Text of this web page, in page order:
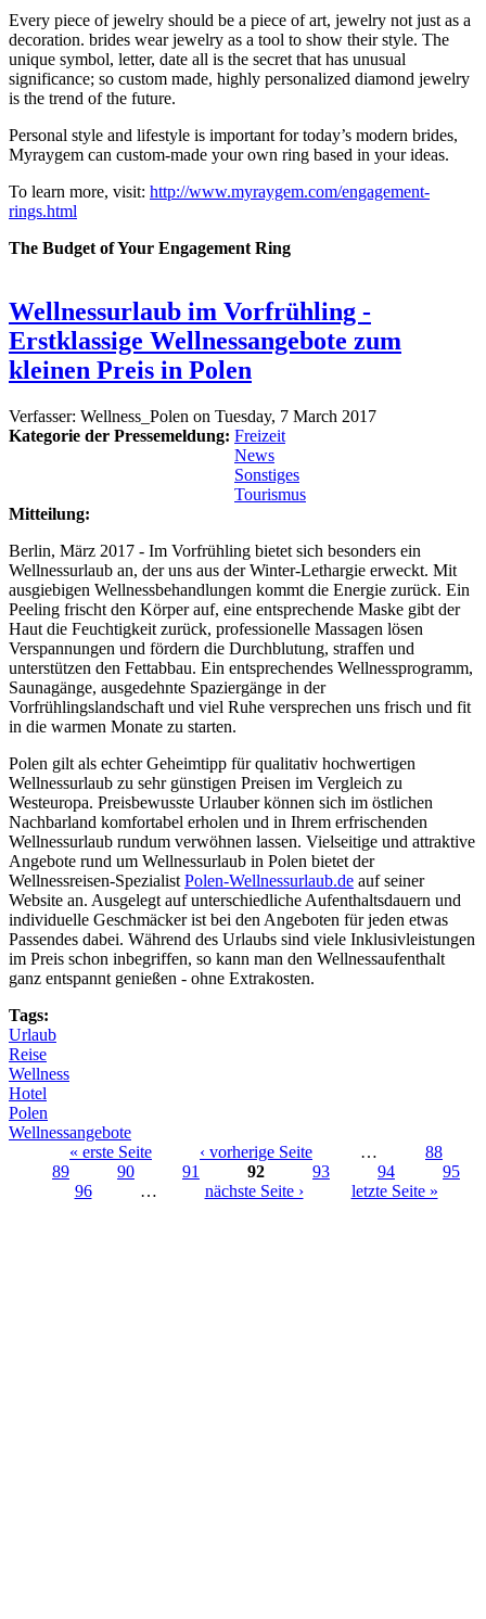
Every piece of jewelry should be a piece of art, jewelry not just as a
decoration. brides wear jewelry as a tool to show their style. The
unique symbol, letter, date all is the secret that has unusual
significance; so custom made, highly personalized diamond jewelry
is the trend of the future.
Personal style and lifestyle is important for today’s modern brides,
Myraygem can custom-made your own ring based in your ideas.
To learn more, visit: http://www.myraygem.com/engagement-
rings.html
The Budget of Your Engagement Ring
Wellnessurlaub im Vorfrühling -
Erstklassige Wellnessangebote zum
kleinen Preis in Polen
Verfasser: Wellness_Polen on Tuesday, 7 March 2017
Kategorie der Pressemeldung: Freizeit
News
Sonstiges
Tourismus
Mitteilung:
Berlin, März 2017 - Im Vorfrühling bietet sich besonders ein
Wellnessurlaub an, der uns aus der Winter-Lethargie erweckt. Mit
ausgiebigen Wellnessbehandlungen kommt die Energie zurück. Ein
Peeling frischt den Körper auf, eine entsprechende Maske gibt der
Haut die Feuchtigkeit zurück, professionelle Massagen lösen
Verspannungen und fördern die Durchblutung, straffen und
unterstützen den Fettabbau. Ein entsprechendes Wellnessprogramm,
Saunagänge, ausgedehnte Spaziergänge in der
Vorfrühlingslandschaft und viel Ruhe versprechen uns frisch und fit
in die warmen Monate zu starten.
Polen gilt als echter Geheimtipp für qualitativ hochwertigen
Wellnessurlaub zu sehr günstigen Preisen im Vergleich zu
Westeuropa. Preisbewusste Urlauber können sich im östlichen
Nachbarland komfortabel erholen und in Ihrem erfrischenden
Wellnessurlaub rundum verwöhnen lassen. Vielseitige und attraktive
Angebote rund um Wellnessurlaub in Polen bietet der
Wellnessreisen-Spezialist Polen-Wellnessurlaub.de auf seiner
Website an. Ausgelegt auf unterschiedliche Aufenthaltsdauern und
individuelle Geschmäcker ist bei den Angeboten für jeden etwas
Passendes dabei. Während des Urlaubs sind viele Inklusivleistungen
im Preis schon inbegriffen, so kann man den Wellnessaufenthalt
ganz entspannt genießen - ohne Extrakosten.
Tags:
Urlaub
Reise
Wellness
Hotel
Polen
Wellnessangebote
Seiten
« erste Seite ‹ vorherige Seite …
88
89
90 91 92 93 94
95
96
… nächste Seite › letzte Seite »